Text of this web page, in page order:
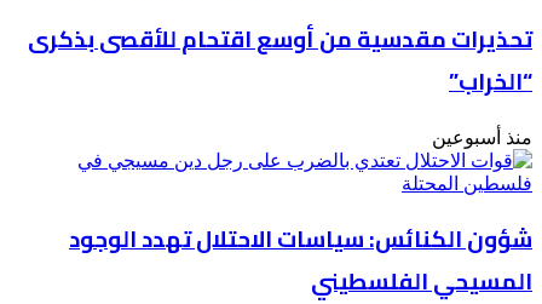
تحذيرات مقدسية من أوسع اقتحام للأقصى بذكرى
“الخراب”
منذ أسبوعين
شؤون الكنائس: سياسات الاحتلال تهدد الوجود
المسيحي الفلسطيني